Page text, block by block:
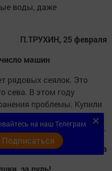
воды, даже
П.ТРУХИН, 25 февраля
машин
рядовых сеялок. Это
сева. В этом году
проблемы. Купили
в хозяйство были
и другой инвентарь.
Т.ФАТХИЕВ, 1 марта
за руль!
на наш Телеграм
Подписаться